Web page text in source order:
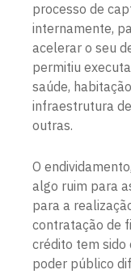
processo de
internamente,
acelerar o seu
permitiu
saúde,
infraestrutura
outras.
O
algo ruim para
para a
contratação de
crédito tem sido
poder público